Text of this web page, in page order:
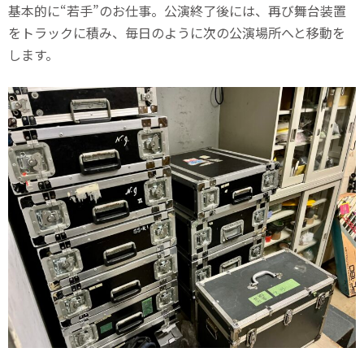
基本的に“若手”のお仕事。公演終了後には、再び舞台装置
をトラックに積み、毎日のように次の公演場所へと移動を
します。